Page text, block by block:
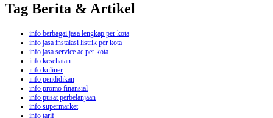
Tag Berita & Artikel
info berbagai jasa lengkap per kota
info jasa instalasi listrik per kota
info jasa service ac per kota
info kesehatan
info kuliner
info pendidikan
info promo finansial
info pusat perbelanjaan
info supermarket
info tarif